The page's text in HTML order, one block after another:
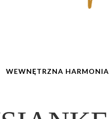
WEWNĘTRZNA HARMONIA